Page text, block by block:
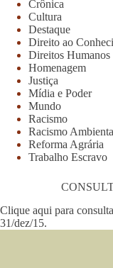
Crônica
Cultura
Destaque
Direito ao
Direitos Humanos
Homenagem
Justiça
Mídia e Poder
Mundo
Racismo
Racismo
Reforma Agrária
Trabalho Escravo
Clique aqui para
31/dez/15.